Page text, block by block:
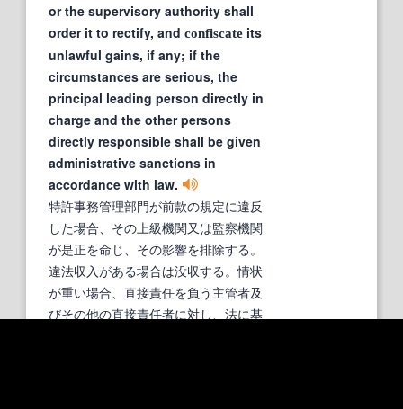
or the supervisory authority shall
order it to rectify, and confiscate its
unlawful gains, if any; if the
circumstances are serious, the
principal leading person directly in
charge and the other persons
directly responsible shall be given
administrative sanctions in
accordance with law.
特許事務管理部門が前款の規定に違反
した場合、その上級機関又は監察機関
が是正を命じ、その影響を排除する。
違法収入がある場合は没収する。情状
が重い場合、直接責任を負う主管者及
びその他の直接責任者に対し、法に基